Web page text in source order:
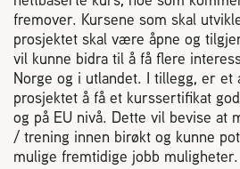
2004 Lillestrøm
TEL 63 94 20 80
post@norbi.no
fremover. Kursene som skal
prosjektet skal være åpne og
vil kunne bidra til å få flere
Norge og i utlandet. I tillegg, er et
prosjektet å få et kurssertifikat
og på EU nivå. Dette vil bevise at
/ trening innen birøkt og kunne
mulige fremtidige jobb muligheter.